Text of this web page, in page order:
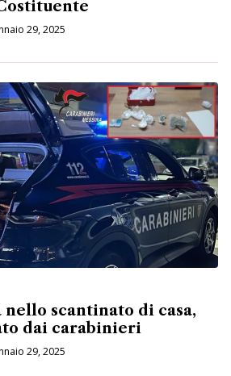
29, 2025
nello scantinato di casa,
dai carabinieri
29, 2025